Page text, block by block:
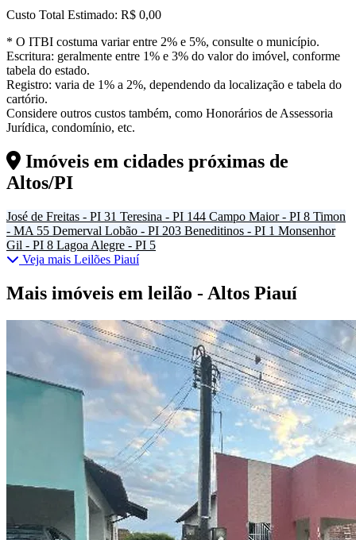
Custo Total Estimado: R$ 0,00
* O ITBI costuma variar entre 2% e 5%, consulte o município.
Escritura: geralmente entre 1% e 3% do valor do imóvel, conforme
tabela do estado.
Registro: varia de 1% a 2%, dependendo da localização e tabela do
cartório.
Considere outros custos também, como Honorários de Assessoria
Jurídica, condomínio, etc.
Imóveis em cidades próximas de
Altos/PI
José de Freitas - PI 31 Teresina - PI 144 Campo Maior - PI 8 Timon
- MA 55 Demerval Lobão - PI 203 Beneditinos - PI 1 Monsenhor
Gil - PI 8 Lagoa Alegre - PI 5
Veja mais Leilões Piauí
Mais imóveis em leilão - Altos Piauí